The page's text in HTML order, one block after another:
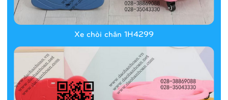
Xe chòi chân 1H4299